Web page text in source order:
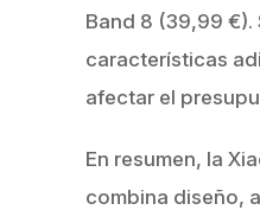
Band 8 (39,99 €).
características
afectar el
En resumen, la
combina diseño,